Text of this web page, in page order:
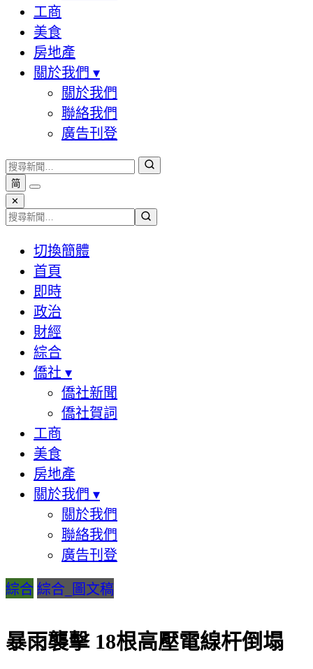
工商
美食
房地產
關於我們 ▾
關於我們
聯絡我們
廣告刊登
简
✕
切換簡體
首頁
即時
政治
財經
綜合
僑社 ▾
僑社新聞
僑社賀詞
工商
美食
房地產
關於我們 ▾
關於我們
聯絡我們
廣告刊登
綜合 綜合_圖文稿
暴雨襲擊 18根高壓電線杆倒塌